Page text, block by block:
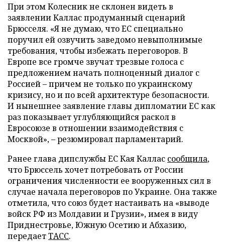
При этом Колесник не склонен видеть в
заявлении Каллас продуманный сценарий
Брюсселя. «Я не думаю, что ЕС специально
поручил ей озвучить заведомо невыполнимые
требования, чтобы избежать переговоров. В
Европе все громче звучат трезвые голоса с
предложением начать полноценный диалог с
Россией – причем не только по украинскому
кризису, но и по всей архитектуре безопасности.
И нынешнее заявление главы дипломатии ЕС как
раз показывает углубляющийся раскол в
Евросоюзе в отношении взаимодействия с
Москвой», – резюмировал парламентарий.
Ранее глава дипслужбы ЕС Кая Каллас сообщила,
что Брюссель хочет потребовать от России
ограничения численности ее вооруженных сил в
случае начала переговоров по Украине. Она также
отметила, что союз будет настаивать на «выводе
войск РФ из Молдавии и Грузии», имея в виду
Приднестровье, Южную Осетию и Абхазию,
передаетТАСС.